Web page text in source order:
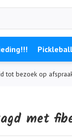
tot bezoek op
met